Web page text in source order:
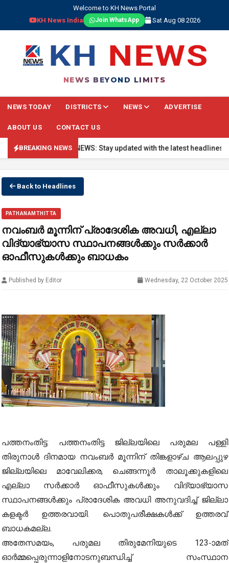
Welcome to KH News Portal
KH News India
Join WhatsApp Sat Aug 08 2026
NEWS BEYOND LIMITS
NEWS TODAY DISTRICTS NEWS ADVERTISE
ABOUT US CONTACT US
BREAKING NEWS
🔴 BREAKING NEWS: Stay updated with the latest headlines,
Back to Headlines
PATHANAMTHITTA
നവംബർ മൂന്നിന് പ്രാദേശിക അവധി, എല്ലാ
വിദ്യാഭ്യാസ സ്ഥാപനങ്ങൾക്കും സർക്കാർ
ഓഫീസുകൾക്കും ബാധകം
Published by Editor Wednesday, 22 October 2025
പത്തനംതിട്ട: പത്തനംതിട്ട ജില്ലയിലെ പരുമല പള്ളി
തിരുനാൾ ദിനമായ നവംബർ മൂന്നിന് തിങ്കളാഴ്ച ആലപ്പുഴ
ജില്ലയിലെ മാവേലിക്കര, ചെങ്ങന്നൂർ താലൂക്കുകളിലെ
എല്ലാ സർക്കാർ ഓഫീസുകൾക്കും വിദ്യാഭ്യാസ
സ്ഥാപനങ്ങൾക്കും പ്രാദേശിക അവധി അനുവദിച്ച് ജില്ലാ
കളക്ടർ ഉത്തരവായി. പൊതുപരീക്ഷകൾക്ക് ഉത്തരവ്
ബാധകമല്ല.
അതേസമയം, പരുമല തിരുമേനിയുടെ 123-ാമത്
ഓർമ്മപ്പെരുന്നാളിനോടനുബന്ധിച്ച് സംസ്ഥാന